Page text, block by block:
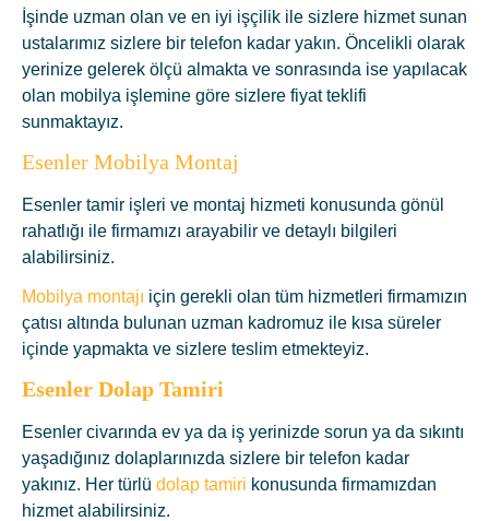
İşinde uzman olan ve en iyi işçilik ile sizlere hizmet sunan
ustalarımız sizlere bir telefon kadar yakın. Öncelikli olarak
yerinize gelerek ölçü almakta ve sonrasında ise yapılacak
olan mobilya işlemine göre sizlere fiyat teklifi
sunmaktayız.
Esenler Mobilya Montaj
Esenler tamir işleri ve montaj hizmeti konusunda gönül
rahatlığı ile firmamızı arayabilir ve detaylı bilgileri
alabilirsiniz.
Mobilya montajı için gerekli olan tüm hizmetleri firmamızın
çatısı altında bulunan uzman kadromuz ile kısa süreler
içinde yapmakta ve sizlere teslim etmekteyiz.
Esenler Dolap Tamiri
Esenler civarında ev ya da iş yerinizde sorun ya da sıkıntı
yaşadığınız dolaplarınızda sizlere bir telefon kadar
yakınız. Her türlü dolap tamiri konusunda firmamızdan
hizmet alabilirsiniz.